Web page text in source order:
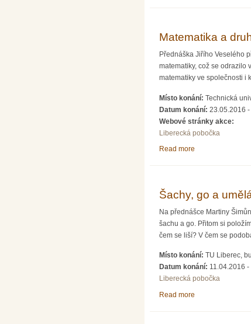
Matematika a
Přednáška Jiřího Veselého
matematiky, což se odrazilo
matematiky ve společnosti i
Místo konání: Technická
Datum konání: 23.05.2016
Webové stránky akce:
Liberecká pobočka
Read more
Šachy, go a
Na přednášce Martiny
šachu a go. Přitom si
čem se liší? V čem se
Místo konání: TU Liberec,
Datum konání: 11.04.2016
Liberecká pobočka
Read more